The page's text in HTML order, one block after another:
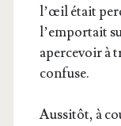
l’œil était
l’emportait
aper­ce­voir à
confuse.
Aus­si­tôt, à